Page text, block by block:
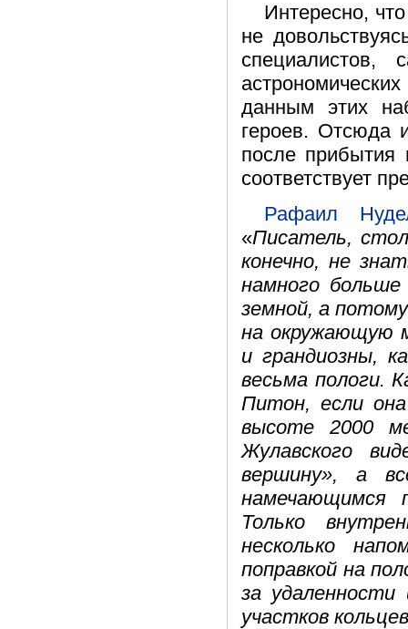
Интересно,
не
специалистов,
данным этих
героев. Отсюда
после
соответствует
Рафаил
«Писатель,
конечно, не
намного больше
земной, а
на окружающую
и грандиозны,
весьма пологи.
Питон, если
высоте 2000
Жулавского
вершину», а
намечающимся
Только
несколько
поправкой на
за удаленности
участков